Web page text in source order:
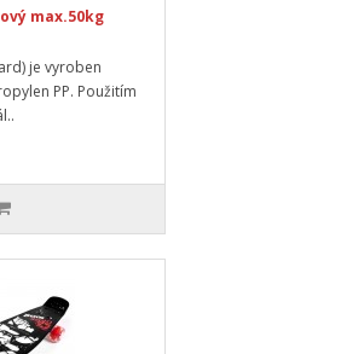
max.50kg
je vyroben
PP. Použitím